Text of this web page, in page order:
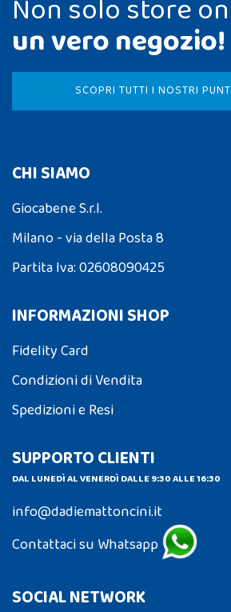
Non solo store
un vero negozio!
SCOPRI TUTTI I NOSTRI
CHI SIAMO
Giocabene S.r.l.
Milano - via della Posta 8
Partita Iva: 02608090425
INFORMAZIONI SHOP
Fidelity Card
Condizioni di Vendita
Spedizioni e Resi
SUPPORTO CLIENTI
DAL LUNEDÌ AL VENERDÌ DALLE 9:30 ALLE 16:30
info@dadiemattoncini.it
Contattaci su Whatsapp
SOCIAL NETWORK